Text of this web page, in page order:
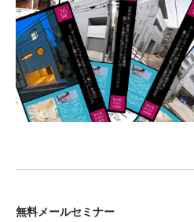
無料メールセミナー